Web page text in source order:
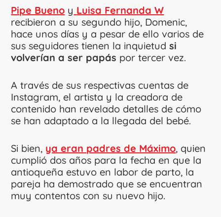
Pipe Bueno y Luisa Fernanda W
recibieron a su segundo hijo, Domenic,
hace unos días y a pesar de ello varios de
sus seguidores tienen la inquietudsi
volverían a ser papás por tercer vez.
A través de sus respectivas cuentas de
Instagram, el artista y la creadora de
contenido han revelado detalles de cómo
se han adaptado a la llegada del bebé.
Si bien, ya eran padres de Máximo, quien
cumplió dos años para la fecha en que la
antioqueña estuvo en labor de parto, la
pareja ha demostrado que se encuentran
muy contentos con su nuevo hijo.